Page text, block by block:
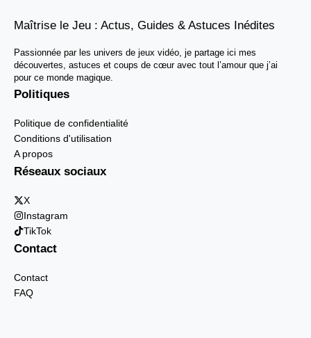
Maîtrise le Jeu : Actus, Guides & Astuces Inédites
Passionnée par les univers de jeux vidéo, je partage ici mes
découvertes, astuces et coups de cœur avec tout l’amour que j’ai
pour ce monde magique.
Politiques
Politique de confidentialité
Conditions d'utilisation
A propos
Réseaux sociaux
X
Instagram
TikTok
Contact
Contact
FAQ